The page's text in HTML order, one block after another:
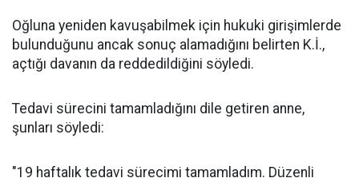
Oğluna yeniden kavuşabilmek için hukuki girişimlerde
bulunduğunu ancak sonuç alamadığını belirten K.İ.,
açtığı davanın da reddedildiğini söyledi.
Tedavi sürecini tamamladığını dile getiren anne,
şunları söyledi:
"19 haftalık tedavi sürecimi tamamladım. Düzenli